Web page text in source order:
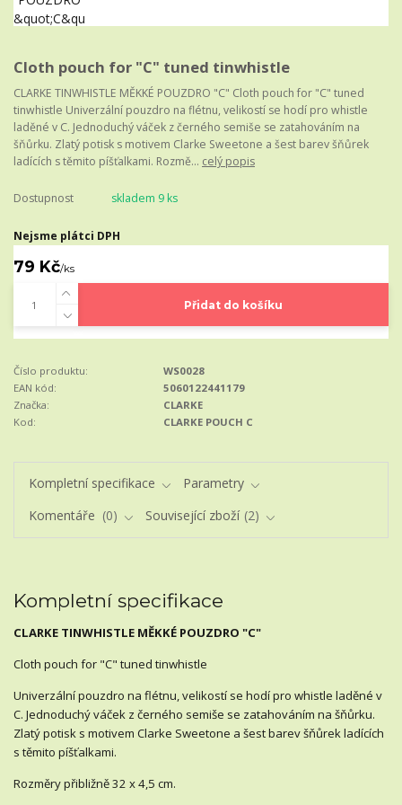
Cloth pouch for "C" tuned tinwhistle
CLARKE TINWHISTLE MĚKKÉ POUZDRO "C" Cloth pouch for "C" tuned
tinwhistle Univerzální pouzdro na flétnu, velikostí se hodí pro whistle
laděné v C. Jednoduchý váček z černého semiše se zatahováním na
šňůrku. Zlatý potisk s motivem Clarke Sweetone a šest barev šňůrek
ladících s těmito píšťalkami. Rozmě... celý popis
Dostupnost skladem 9 ks
Nejsme plátci DPH
79 Kč/ks
Přidat do košíku
Číslo produktu:
WS0028
EAN kód:
5060122441179
Značka:
CLARKE
Kod:
CLARKE POUCH C
Kompletní specifikace
Parametry
Komentáře
0 Související zboží 2
Kompletní specifikace
CLARKE TINWHISTLE MĚKKÉ POUZDRO "C"
Cloth pouch for "C" tuned tinwhistle
Univerzální pouzdro na flétnu, velikostí se hodí pro whistle laděné v
C. Jednoduchý váček z černého semiše se zatahováním na šňůrku.
Zlatý potisk s motivem Clarke Sweetone a šest barev šňůrek ladících
s těmito píšťalkami.
Rozměry přibližně 32 x 4,5 cm.